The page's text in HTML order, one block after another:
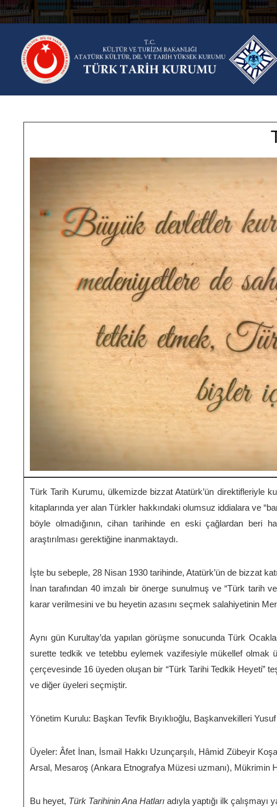
Türk Tarih Kurumu, ülkemizde bizzat Atatürk’ün direktifleriyle
kitaplarında yer alan Türkler hakkındaki olumsuz iddialara ve
böyle olmadığının, cihan tarihinde en eski çağlardan beri
araştırılması gerektiğine inanmaktaydı.
İşte bu sebeple, 28 Nisan 1930 tarihinde, Atatürk’ün de bizzat
İnan tarafından 40 imzalı bir önerge sunulmuş ve “Türk
karar verilmesini ve bu heyetin azasını seçmek salahiyetinin
Aynı gün Kurultay’da yapılan görüşme sonucunda Türk
surette tedkik ve tetebbu eylemek vazifesiyle mükellef olmak
çerçevesinde 16 üyeden oluşan bir “Türk Tarihi Tedkik Heyeti”
ve diğer üyeleri seçmiştir.
Yönetim Kurulu: Başkan Tevfik Bıyıklıoğlu, Başkanvekilleri
Üyeler: Âfet İnan, İsmail Hakkı Uzunçarşılı, Hâmid Zübeyir
Arsal, Mesaroş (Ankara Etnografya Müzesi uzmanı), Mükrimin
Bu heyet, Türk Tarihinin Ana Hatları adıyla yaptığı ilk çalışmayı